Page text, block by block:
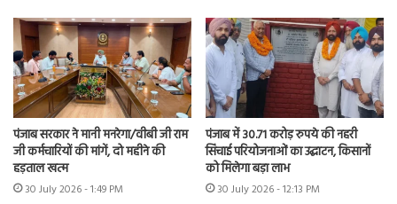
पंजाब सरकार ने मानी मनरेगा/वीबी जी राम
जी कर्मचारियों की मांगें, दो महीने की
हड़ताल खत्म
30 July 2026 - 1:49 PM
पंजाब में 30.71 करोड़ रुपये की नहरी
सिंचाई परियोजनाओं का उद्घाटन, किसानों
को मिलेगा बड़ा लाभ
30 July 2026 - 12:13 PM